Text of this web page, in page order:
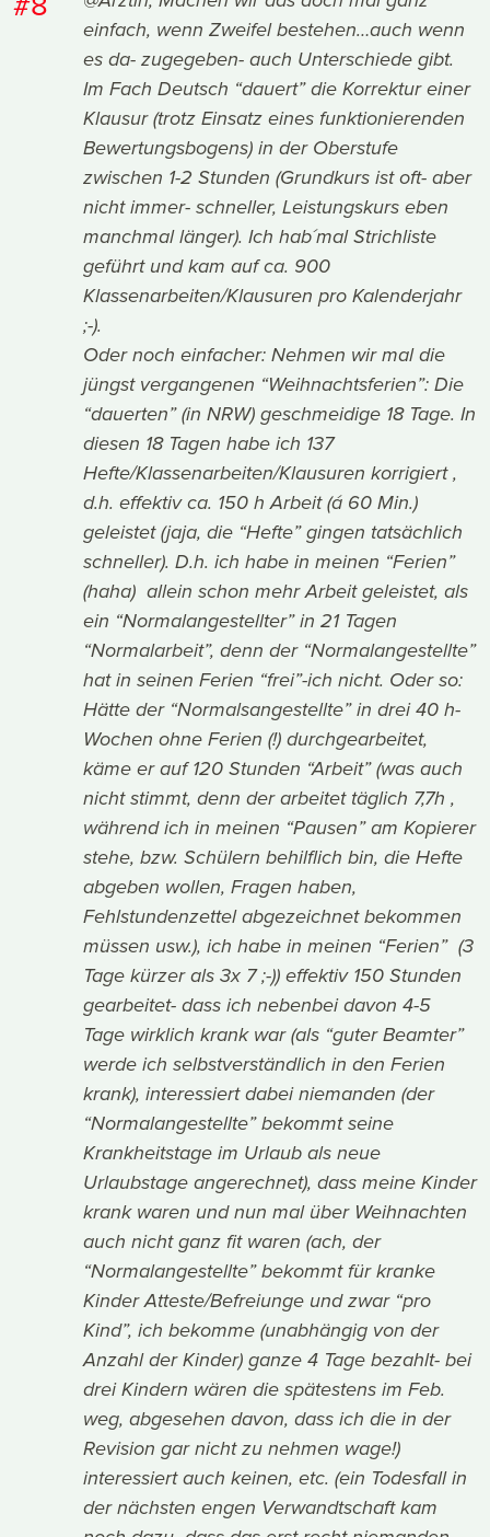
einfach, wenn Zweifel bestehen…auch wenn
es da- zugegeben- auch Unterschiede gibt.
Im Fach Deutsch “dauert” die Korrektur einer
Klausur (trotz Einsatz eines funktionierenden
Bewertungsbogens) in der Oberstufe
zwischen 1-2 Stunden (Grundkurs ist oft- aber
nicht immer- schneller, Leistungskurs eben
manchmal länger). Ich hab´mal Strichliste
geführt und kam auf ca. 900
Klassenarbeiten/Klausuren pro Kalenderjahr
;-).
Oder noch einfacher: Nehmen wir mal die
jüngst vergangenen “Weihnachtsferien”: Die
“dauerten” (in NRW) geschmeidige 18 Tage. In
diesen 18 Tagen habe ich 137
Hefte/Klassenarbeiten/Klausuren korrigiert ,
d.h. effektiv ca. 150 h Arbeit (á 60 Min.)
geleistet (jaja, die “Hefte” gingen tatsächlich
schneller). D.h. ich habe in meinen “Ferien”
(haha) allein schon mehr Arbeit geleistet, als
ein “Normalangestellter” in 21 Tagen
“Normalarbeit”, denn der “Normalangestellte”
hat in seinen Ferien “frei”-ich nicht. Oder so:
Hätte der “Normalsangestellte” in drei 40 h-
Wochen ohne Ferien (!) durchgearbeitet,
käme er auf 120 Stunden “Arbeit” (was auch
nicht stimmt, denn der arbeitet täglich 7,7h ,
während ich in meinen “Pausen” am Kopierer
stehe, bzw. Schülern behilflich bin, die Hefte
abgeben wollen, Fragen haben,
Fehlstundenzettel abgezeichnet bekommen
müssen usw.), ich habe in meinen “Ferien” (3
Tage kürzer als 3x 7 ;-)) effektiv 150 Stunden
gearbeitet- dass ich nebenbei davon 4-5
Tage wirklich krank war (als “guter Beamter”
werde ich selbstverständlich in den Ferien
krank), interessiert dabei niemanden (der
“Normalangestellte” bekommt seine
Krankheitstage im Urlaub als neue
Urlaubstage angerechnet), dass meine Kinder
krank waren und nun mal über Weihnachten
auch nicht ganz fit waren (ach, der
“Normalangestellte” bekommt für kranke
Kinder Atteste/Befreiunge und zwar “pro
Kind”, ich bekomme (unabhängig von der
Anzahl der Kinder) ganze 4 Tage bezahlt- bei
drei Kindern wären die spätestens im Feb.
weg, abgesehen davon, dass ich die in der
Revision gar nicht zu nehmen wage!)
interessiert auch keinen, etc. (ein Todesfall in
der nächsten engen Verwandtschaft kam